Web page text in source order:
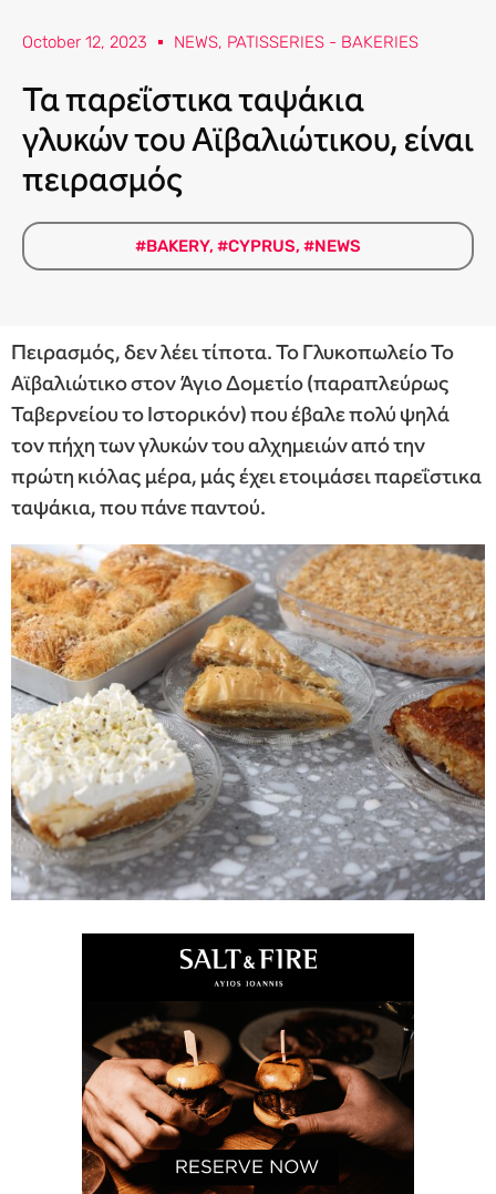
October 12, 2023 NEWS, PATISSERIES - BAKERIES
Τα παρεΐστικα ταψάκια
γλυκών του Αϊβαλιώτικου, είναι
πειρασμός
#BAKERY, #CYPRUS, #NEWS
Πειρασμός, δεν λέει τίποτα. Το Γλυκοπωλείο Το
Αϊβαλιώτικο στον Άγιο Δομετίο (παραπλεύρως
Ταβερνείου το Ιστορικόν) που έβαλε πολύ ψηλά
τον πήχη των γλυκών του αλχημειών από την
πρώτη κιόλας μέρα, μάς έχει ετοιμάσει παρεΐστικα
ταψάκια, που πάνε παντού.